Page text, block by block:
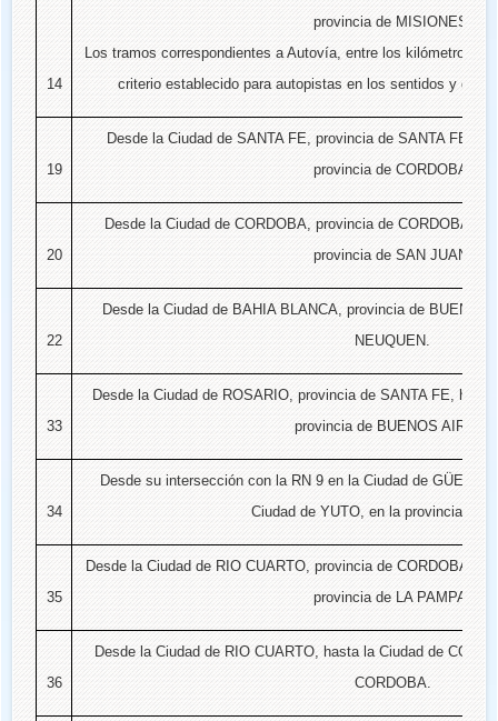
14
provincia de MISIONES.
Los tramos correspondientes a Autovía, entre los kilómetros 0
criterio establecido para autopistas en los sentidos y días
19
Desde la Ciudad de SANTA FE, provincia de SANTA FE,
provincia de CORDOBA.
20
Desde la Ciudad de CORDOBA, provincia de CORDOBA,
provincia de SAN JUAN.
22
Desde la Ciudad de BAHIA BLANCA, provincia de
NEUQUEN.
33
Desde la Ciudad de ROSARIO, provincia de SANTA FE,
provincia de BUENOS AIRES.
34
Desde su intersección con la RN 9 en la Ciudad de
Ciudad de YUTO, en la provincia de
35
Desde la Ciudad de RIO CUARTO, provincia de CORDOBA,
provincia de LA PAMPA.
36
Desde la Ciudad de RIO CUARTO, hasta la Ciudad de
CORDOBA.